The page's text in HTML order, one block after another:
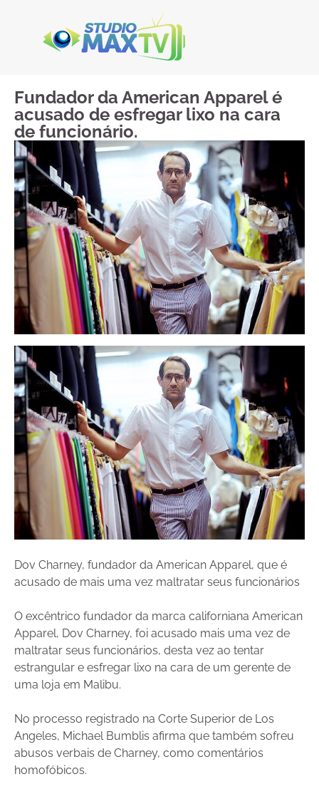
Fundador da American Apparel é
acusado de esfregar lixo na cara
de funcionário.
Dov Charney, fundador da American Apparel, que é
acusado de mais uma vez maltratar seus funcionários
O excêntrico fundador da marca californiana American
Apparel, Dov Charney, foi acusado mais uma vez de
maltratar seus funcionários, desta vez ao tentar
estrangular e esfregar lixo na cara de um gerente de
uma loja em Malibu.
No processo registrado na Corte Superior de Los
Angeles, Michael Bumblis afirma que também sofreu
abusos verbais de Charney, como comentários
homofóbicos.